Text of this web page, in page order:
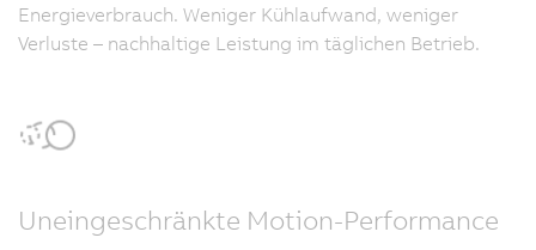
Energieverbrauch. Weniger Kühlaufwand, weniger
Verluste – nachhaltige Leistung im täglichen Betrieb.
Uneingeschränkte Motion-Performance